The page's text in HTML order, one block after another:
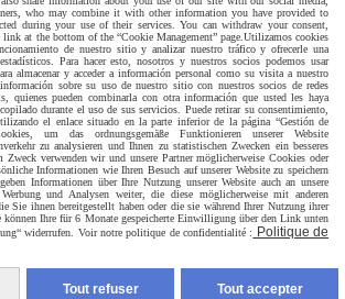
Livraison rapide
who may combine it with other information you have provided to
during your use of their services. You can withdraw your consent,
at the bottom of the “Cookie Management” page. Utilizamos cookies
de nuestro sitio y analizar nuestro tráfico y ofrecerle una
Para hacer esto, nosotros y nuestros socios podemos usar
almacenar y acceder a información personal como su visita a nuestro
sobre su uso de nuestro sitio con nuestros socios de redes
quienes pueden combinarla con otra información que usted les haya
durante el uso de sus servicios. Puede retirar su consentimiento,
el enlace situado en la parte inferior de la página “Gestión de
um das ordnungsgemäße Funktionieren unserer Website
zu analysieren und Ihnen zu statistischen Zwecken ein besseres
verwenden wir und unsere Partner möglicherweise Cookies oder
Informationen wie Ihren Besuch auf unserer Website zu speichern
Informationen über Ihre Nutzung unserer Website auch an unsere
und Analysen weiter, die diese möglicherweise mit anderen
Sie ihnen bereitgestellt haben oder die sie während Ihrer Nutzung ihrer
können Ihre für 6 Monate gespeicherte Einwilligung über den Link unten
widerrufen. Voir notre politique de confidentialité :
Politique de
Tout refuser Tout accepter